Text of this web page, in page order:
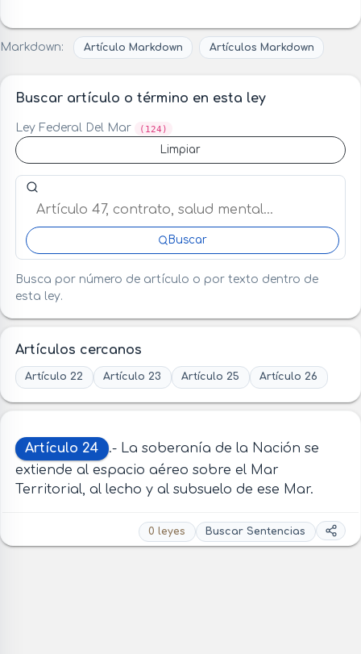
Markdown: Artículo Markdown Artículos Markdown
Buscar artículo o término en esta ley
Ley Federal Del Mar (124)
Limpiar
Buscar artículo o término en esta ley
Buscar
Busca por número de artículo o por texto dentro de
esta ley.
Artículos cercanos
Artículo 22 Artículo 23 Artículo 25 Artículo 26
Artículo 24
.- La soberanía de la Nación se
extiende al espacio aéreo sobre el Mar
Territorial, al lecho y al subsuelo de ese Mar.
0 leyes Buscar Sentencias